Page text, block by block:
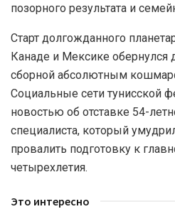
позорного результата и
Старт долгожданного
Канаде и Мексике обернулся
сборной абсолютным
Социальные сети тунисской
новостью об отставке 54-
специалиста, который
провалить подготовку к
четырехлетия.
Это интересно